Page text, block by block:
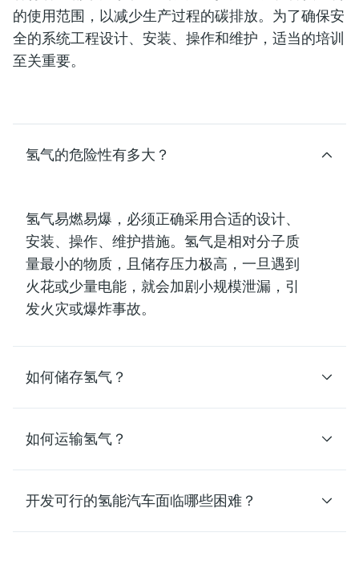
的使用范围，以减少生产过程的碳排放。为了确保安
全的系统工程设计、安装、操作和维护，适当的培训
至关重要。
氢气的危险性有多大？
氢气易燃易爆，必须正确采用合适的设计、
安装、操作、维护措施。氢气是相对分子质
量最小的物质，且储存压力极高，一旦遇到
火花或少量电能，就会加剧小规模泄漏，引
发火灾或爆炸事故。
如何储存氢气？
如何运输氢气？
开发可行的氢能汽车面临哪些困难？